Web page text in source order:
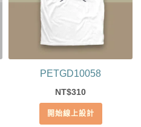
PETGD10058
NT$310
開始線上設計